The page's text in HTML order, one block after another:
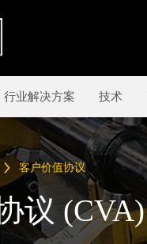
行业解决方案 技术
客户价值协议
议 (CVA)